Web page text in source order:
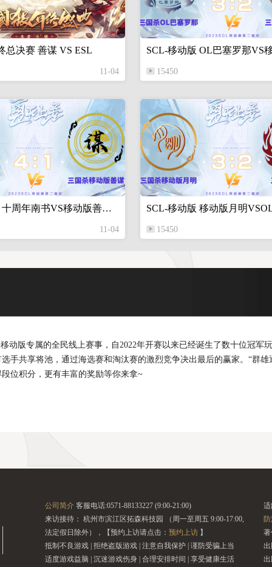
总决赛 善谋 VS ESL
11-04 15450
SCL-移动版 十周年南书VS移动版善谋 10月14日
11-04 15450
动版专属的全民线上赛事，自2022年开赛以来已经诞生了数十位冠军
手共享将池，通过海选赛和淘汰赛的激烈竞争决出最后的赢家。“群
位积分，更有丰富的奖励等你来拿~
公司简介 客服电话:0571-88133227 (9:00-21:00)
来访接待： 杭州市滨江区拓森科技园 （周一至周五 9:00-17:00,
法定假日除外），【预约上访请点击： 预约上访 】
抵制不良游戏 | 拒绝盗版游戏 | 注意自我保护 | 谨防受骗上当
适度游戏益脑 | 沉迷游戏伤身 | 合理安排时间 | 享受健康生活
出